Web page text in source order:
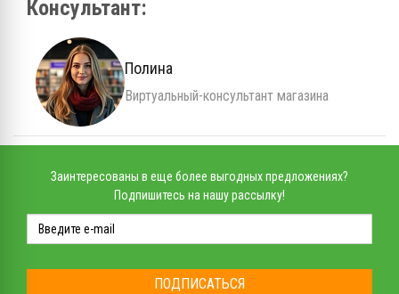
Консультант:
Полина
Виртуальный-консультант магазина
Заинтересованы в еще более выгодных предложениях?
Подпишитесь на нашу рассылку!
ПОДПИСАТЬСЯ